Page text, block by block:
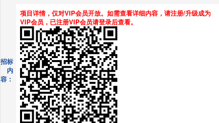
招标
内
容：
项目详情，仅对VIP会员开放。如需查看详细内容，请注册/升级成为
VIP会员，已注册VIP会员请登录后查看。